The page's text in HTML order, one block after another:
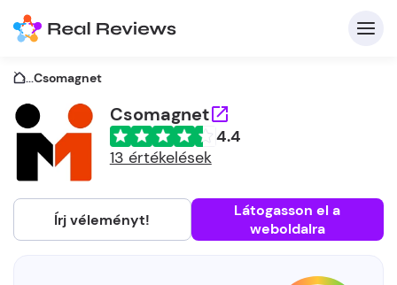
...Csomagnet
Csomagnet
4.4
13 értékelések
Írj véleményt!
Látogasson el a
weboldalra